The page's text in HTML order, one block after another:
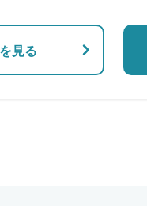
見る